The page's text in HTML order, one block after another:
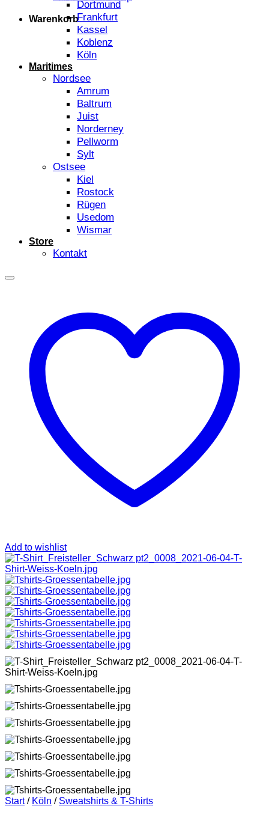
Warenkorb
Dortmund
Frankfurt
Kassel
Koblenz
Köln
Maritimes
Nordsee
Amrum
Baltrum
Juist
Norderney
Pellworm
Sylt
Ostsee
Kiel
Rostock
Rügen
Usedom
Wismar
Store
Kontakt
Add to wishlist
Start / Köln / Sweatshirts & T-Shirts